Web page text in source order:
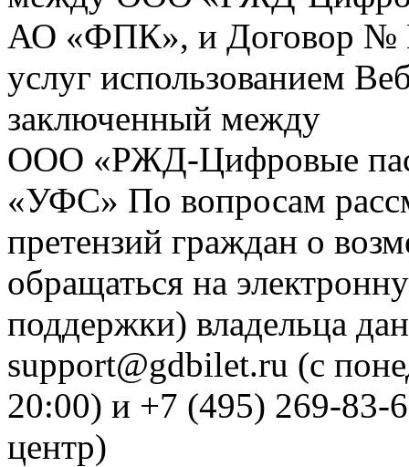
АО «ФПК», и Договор №
услуг использованием
заключенный между
ООО «РЖД-Цифровые
«УФС» По вопросам
претензий граждан о
обращаться на
поддержки) владельца
support@gdbilet.ru (с
20:00) и +7 (495) 269-83-
центр)